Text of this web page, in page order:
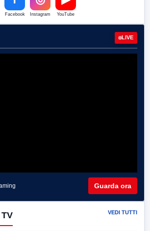
Facebook Instagram YouTube
LIVE
Guarda ora
VEDI TUTTI